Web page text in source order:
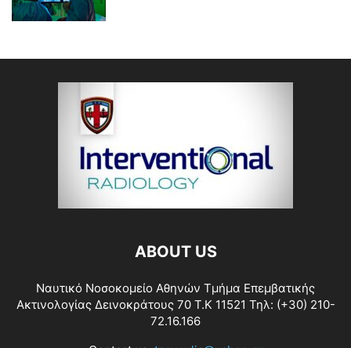
ABOUT US
Ναυτικό Νοσοκομείο Αθηνών Τμήμα Επεμβατικής
Ακτινολογίας Δεινοκράτους 70 Τ.Κ 11521 Τηλ: (+30) 210-
72.16.166